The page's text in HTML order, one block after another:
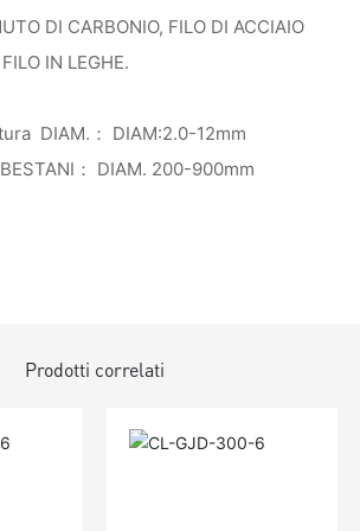
DI CARBONIO, FILO DI ACCIAIO
IN LEGHE.
DIAM.： DIAM:2.0-12mm
： DIAM. 200-900mm
Prodotti correlati